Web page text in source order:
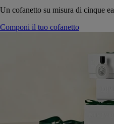
Un cofanetto su misura di cinque
Componi il tuo cofanetto